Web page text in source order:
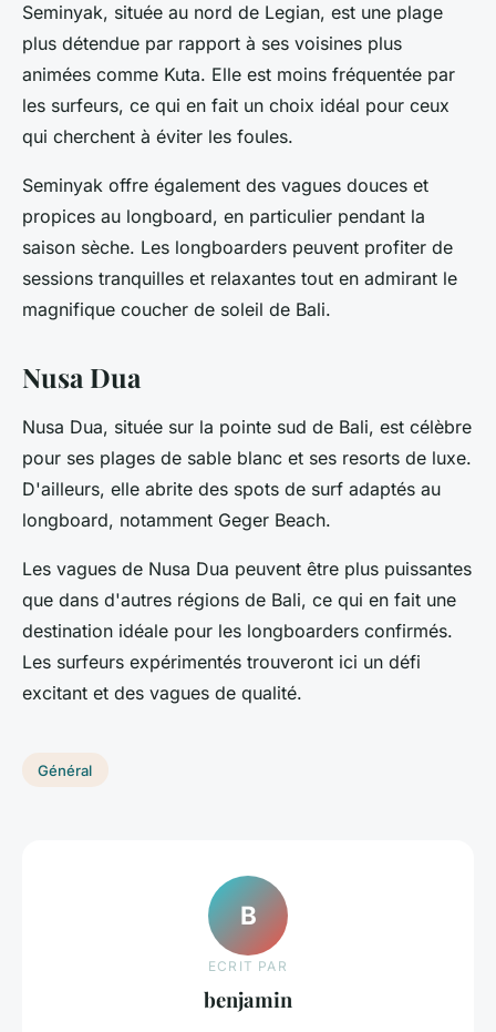
Seminyak, située au nord de Legian, est une plage
plus détendue par rapport à ses voisines plus
animées comme Kuta. Elle est moins fréquentée par
les surfeurs, ce qui en fait un choix idéal pour ceux
qui cherchent à éviter les foules.
Seminyak offre également des vagues douces et
propices au longboard, en particulier pendant la
saison sèche. Les longboarders peuvent profiter de
sessions tranquilles et relaxantes tout en admirant le
magnifique coucher de soleil de Bali.
Nusa Dua
Nusa Dua, située sur la pointe sud de Bali, est célèbre
pour ses plages de sable blanc et ses resorts de luxe.
D'ailleurs, elle abrite des spots de surf adaptés au
longboard, notamment Geger Beach.
Les vagues de Nusa Dua peuvent être plus puissantes
que dans d'autres régions de Bali, ce qui en fait une
destination idéale pour les longboarders confirmés.
Les surfeurs expérimentés trouveront ici un défi
excitant et des vagues de qualité.
Général
B
ECRIT PAR
benjamin